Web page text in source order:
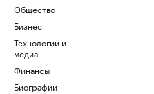
Общество
Бизнес
Технологии и
медиа
Финансы
Биографии